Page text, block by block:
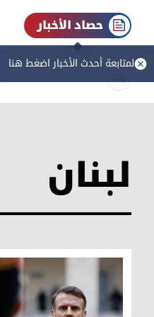
حصاد الأخبار
لمتابعة أحدث الأخبار اضغط هنا
لبنان